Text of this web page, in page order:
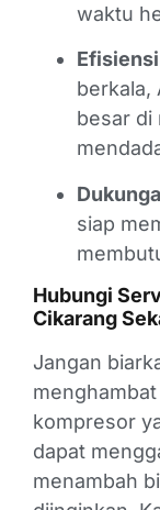
waktu
berkala,
besar di
siap
Hubungi
Cikarang
Jangan
kompresor
dapat
menambah